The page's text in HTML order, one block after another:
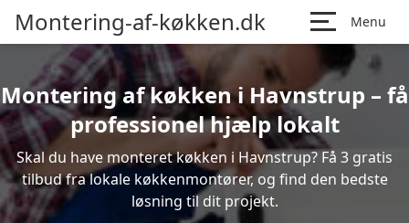
Montering-af-køkken.dk Menu
Montering af køkken i Havnstrup – få
professionel hjælp lokalt
Skal du have monteret køkken i Havnstrup? Få 3 gratis
tilbud fra lokale køkkenmontører, og find den bedste
løsning til dit projekt.